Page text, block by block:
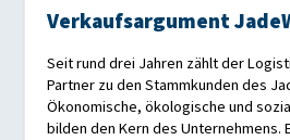
Verkaufsargument
Seit rund drei Jahren zählt der
Partner zu den Stammkunden des
Ökonomische, ökologische und
bilden den Kern des Unternehmens.